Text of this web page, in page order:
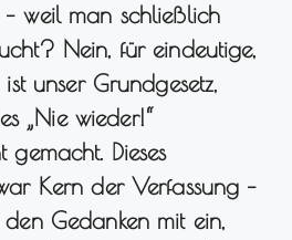
weil man schließlich
Nein, für eindeutige,
unser Grundgesetz,
„Nie wieder!“
gemacht. Dieses
Kern der Verfassung –
Gedanken mit ein,